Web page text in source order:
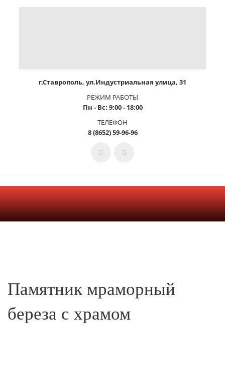
г.Ставрополь, ул.Индустриальная улица, 31
РЕЖИМ РАБОТЫ
Пн - Вс: 9:00 - 18:00
ТЕЛЕФОН
8 (8652) 59-96-96
Памятник мраморный
береза с храмом